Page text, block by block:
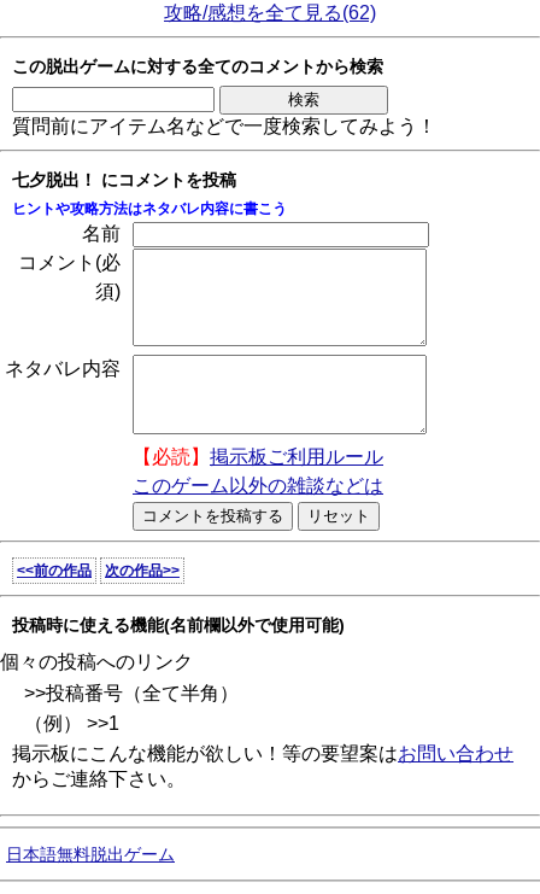
攻略/感想を全て見る(62)
この脱出ゲームに対する全てのコメントから検索
質問前にアイテム名などで一度検索してみよう！
七夕脱出！ にコメントを投稿
ヒントや攻略方法はネタバレ内容に書こう
名前
コメント(必
須)
ネタバレ内容
【必読】 掲示板ご利用ルール
このゲーム以外の雑談などは
<<前の作品 次の作品>>
投稿時に使える機能(名前欄以外で使用可能)
個々の投稿へのリンク
>>投稿番号（全て半角）
（例） >>1
掲示板にこんな機能が欲しい！等の要望案はお問い合わせ
からご連絡下さい。
日本語無料脱出ゲーム